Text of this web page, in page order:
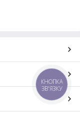
КНОПКА
ЗВ'ЯЗКУ